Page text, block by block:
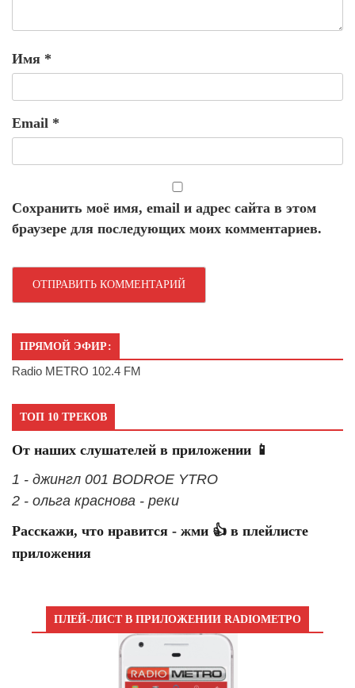
Имя *
Email *
Сохранить моё имя, email и адрес сайта в этом
браузере для последующих моих комментариев.
ПРЯМОЙ ЭФИР:
Radio METRO 102.4 FM
ТОП 10 ТРЕКОВ
От наших слушателей в приложении 📱
1 - джингл 001 BODROE YTRO
2 - ольга краснова - реки
Расскажи, что нравится - жми 👍 в плейлисте
приложения
ПЛЕЙ-ЛИСТ В ПРИЛОЖЕНИИ RADIOМЕТРО